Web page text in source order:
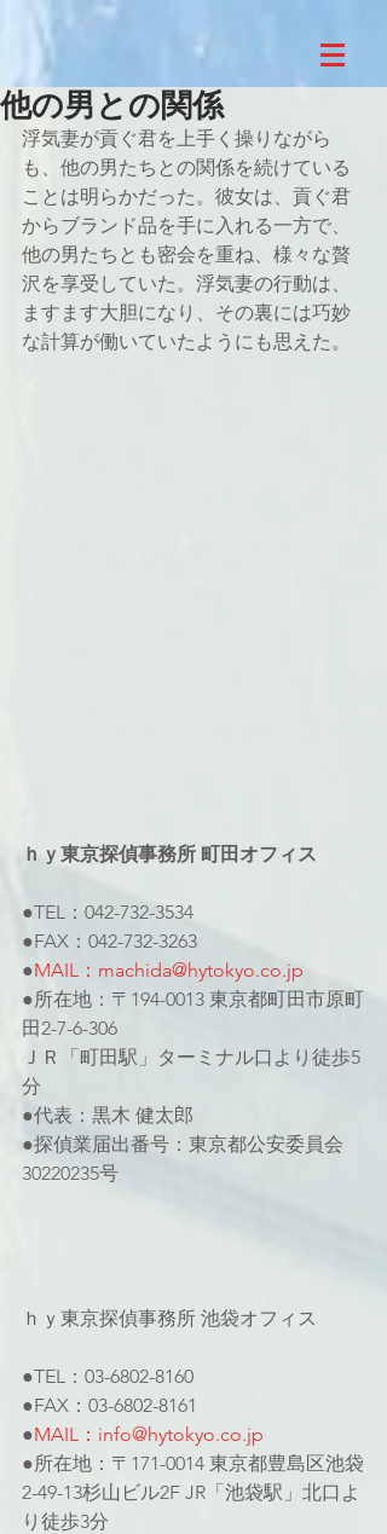
他の男との関係
浮気妻が貢ぐ君を上手く操りながら
も、他の男たちとの関係を続けている
ことは明らかだった。彼女は、貢ぐ君
からブランド品を手に入れる一方で、
他の男たちとも密会を重ね、様々な贅
沢を享受していた。浮気妻の行動は、
ますます大胆になり、その裏には巧妙
な計算が働いていたようにも思えた。
ｈｙ東京探偵事務所 町田オフィス
●TEL：042-732-3534
●FAX：042-732-3263
●MAIL：machida@hytokyo.co.jp
●所在地：〒194-0013 東京都町田市原町
田2-7-6-306
ＪＲ「町田駅」ターミナル口より徒歩5
分
●代表：黒木 健太郎
●探偵業届出番号：東京都公安委員会
30220235号
ｈｙ東京探偵事務所 池袋オフィス
●TEL：03-6802-8160
●FAX：03-6802-8161
●MAIL：info@hytokyo.co.jp
●所在地：〒171-0014 東京都豊島区池袋
2-49-13杉山ビル2F JR「池袋駅」北口よ
り徒歩3分